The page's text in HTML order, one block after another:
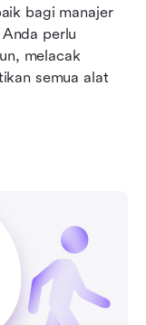
bagi manajer
perlu
melacak
semua alat